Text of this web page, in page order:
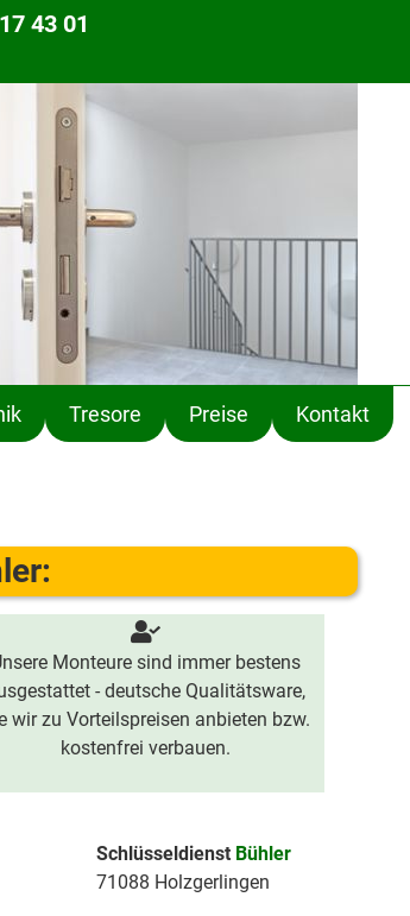
43 01
Tresore Preise Kontakt
Monteure sind immer bestens
- deutsche Qualitätsware,
wir zu Vorteilspreisen anbieten bzw.
kostenfrei verbauen.
Schlüsseldienst Bühler
71088 Holzgerlingen